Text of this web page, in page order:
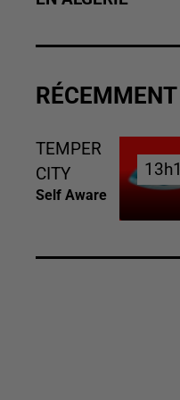
TEMPER
CITY
Self Aware